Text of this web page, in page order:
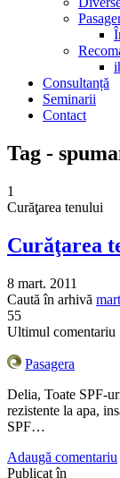
Consultanță
Seminarii
Contact
Tag -
1
Curăţarea tenului
Curăţarea
8 mart. 2011
Caută în arhivă
55
Ultimul comentariu
Pasagera
Delia, Toate SPF-
rezistente la apa,
SPF…
Adaugă comentariu
Publicat în